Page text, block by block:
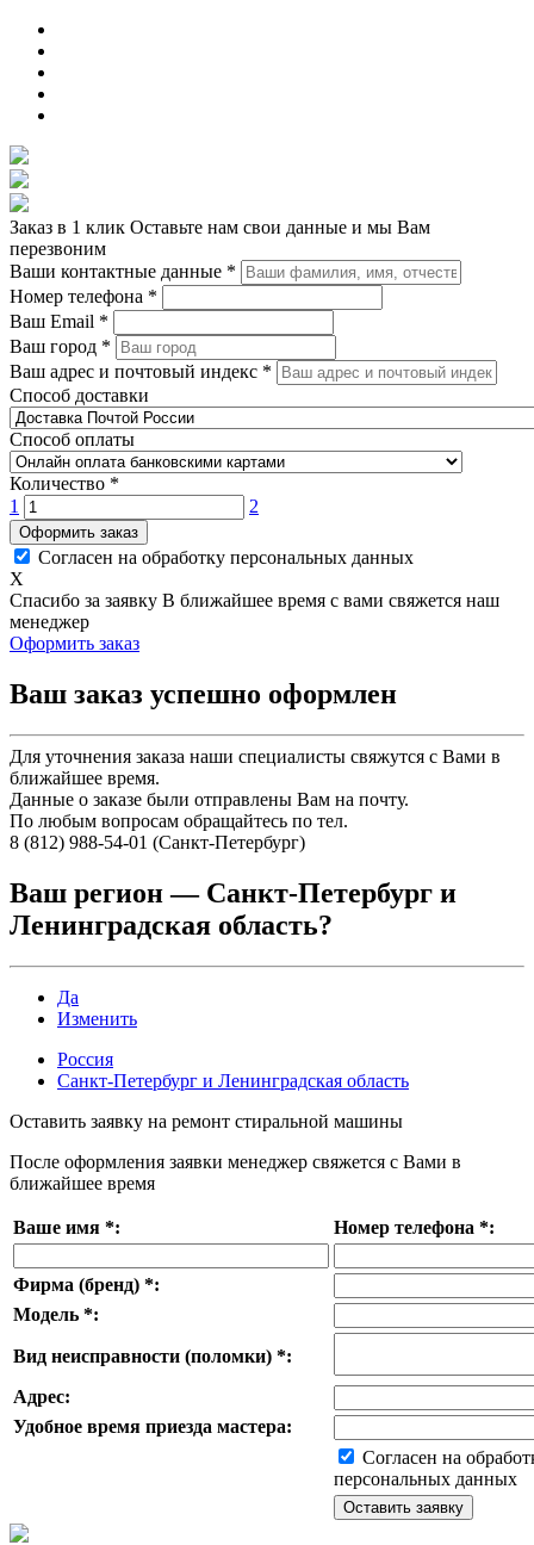
Заказ в 1 клик Оставьте нам свои данные и мы Вам
перезвоним
Ваши контактные данные *
Номер телефона *
Ваш Email *
Ваш город *
Ваш адрес и почтовый индекс *
Способ доставки
Способ оплаты
Количество *
1
2
Оформить заказ
Согласен на обработку персональных данных
X
Спасибо за заявку В ближайшее время с вами свяжется наш
менеджер
Оформить заказ
Ваш заказ успешно оформлен
Для уточнения заказа наши специалисты свяжутся с Вами в
ближайшее время.
Данные о заказе были отправлены Вам на почту.
По любым вопросам обращайтесь по тел.
8 (812) 988-54-01 (Санкт-Петербург)
Ваш регион — Санкт-Петербург и
Ленинградская область?
Да
Изменить
Россия
Санкт-Петербург и Ленинградская область
Оставить заявку на ремонт стиральной машины
После оформления заявки менеджер свяжется с Вами в
ближайшее время
Ваше имя *: Номер телефона *:
Фирма (бренд) *:
Модель *:
Вид неисправности (поломки) *:
Адрес:
Удобное время приезда мастера:
Согласен на
персональных данных